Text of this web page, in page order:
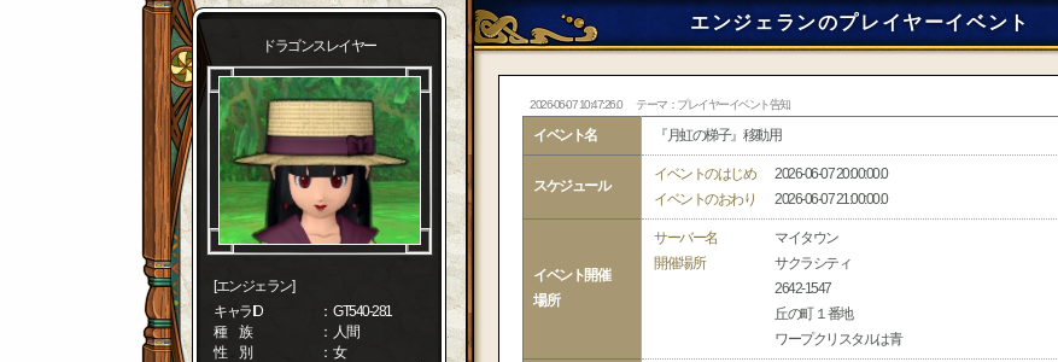
ドラゴンスレイヤー
[エンジェラン]
キャラID
： GT540-281
種 族
： 人間
性 別
： 女
エンジェランのプレイヤーイベント
2026-06-07 10:47:26.0 テーマ：プレイヤーイベント告知
イベント名 『月虹の梯子』移動用
スケジュール
イベントのはじめ
2026-06-07 20:00:00.0
イベントのおわり
2026-06-07 21:00:00.0
イベント開催
場所
サーバー名
マイタウン
開催場所
サクラシティ
2642-1547
丘の町 １番地
ワープクリスタルは青